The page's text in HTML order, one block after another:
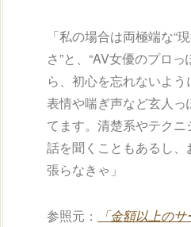
「私の場合は両極端な“
さ”と、“AV女優のプロ
ら、初心を忘れないよ
表情や喘ぎ声など玄人
てます。清楚系やテク
話を聞くこともあるし
張らなきゃ」
参照元：
「金額以上の